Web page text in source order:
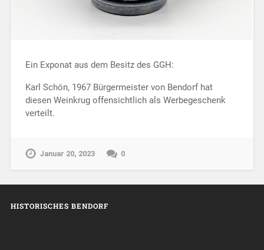
Ein Exponat aus dem Besitz des GGH:
Karl Schön, 1967 Bürgermeister von Bendorf hat
diesen Weinkrug offensichtlich als Werbegeschenk
verteilt.
Januar 20, 2023 0
HISTORISCHES BENDORF